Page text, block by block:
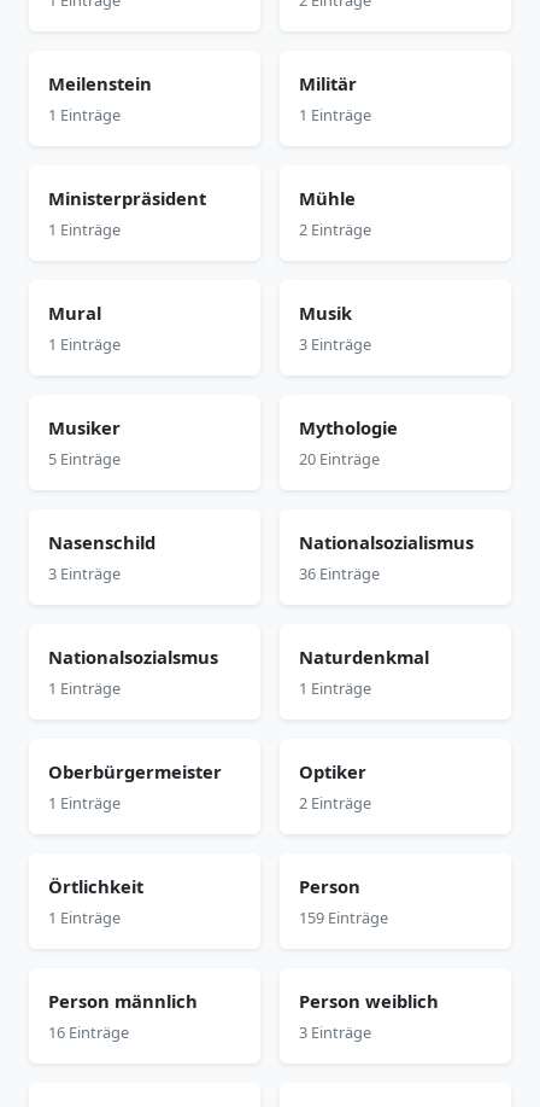
Meilenstein
1 Einträge
Militär
1 Einträge
Ministerpräsident
1 Einträge
Mühle
2 Einträge
Mural
1 Einträge
Musik
3 Einträge
Musiker
5 Einträge
Mythologie
20 Einträge
Nasenschild
3 Einträge
Nationalsozialismus
36 Einträge
Nationalsozialsmus
1 Einträge
Naturdenkmal
1 Einträge
Oberbürgermeister
1 Einträge
Optiker
2 Einträge
Örtlichkeit
1 Einträge
Person
159 Einträge
Person männlich
16 Einträge
Person weiblich
3 Einträge